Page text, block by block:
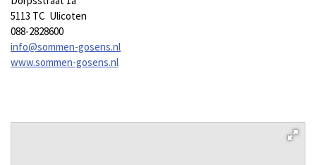
o
k
r
a
m
n
5113 TC Ulicoten
088-2828600
info@sommen-gosens.nl
www.sommen-gosens.nl